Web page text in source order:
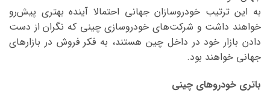
به این ترتیب خودروسازان جهانی احتمالا آینده بهتری پیش‌رو
خواهند داشت و شرکت‌های خودروسازی چینی که نگران از دست
دادن بازار خود در داخل چین هستند، به فکر فروش در بازارهای
جهانی خواهند بود.
باتری خودروهای چینی